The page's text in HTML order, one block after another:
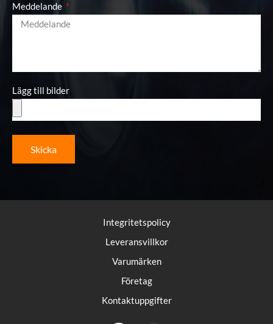
Meddelande
Lägg till bilder
Skicka
Integritetspolicy
Leveransvillkor
Varumärken
Företag
Kontaktuppgifter